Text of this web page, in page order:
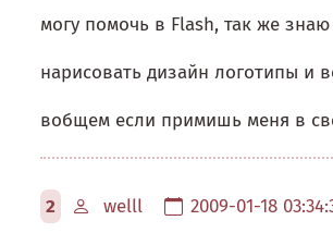
могу помочь в Flash, так же знаю
нарисовать дизайн логотипы и
вобщем если примишь меня в
2 welll 2009-01-18